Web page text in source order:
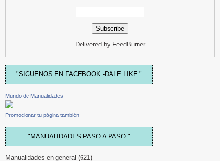
Delivered by FeedBurner
"SIGUENOS EN FACEBOOK -DALE LIKE "
Mundo de Manualidades
Promocionar tu página también
"MANUALIDADES PASO A PASO "
Manualidades en general (621)